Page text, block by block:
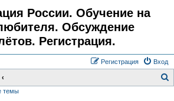
России. Обучение на
Обсуждение
Регистрация.
Вход
Регистрация
темы